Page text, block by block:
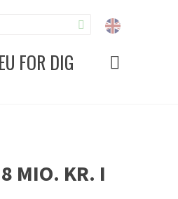
EU FOR DIG
MIO. KR. I